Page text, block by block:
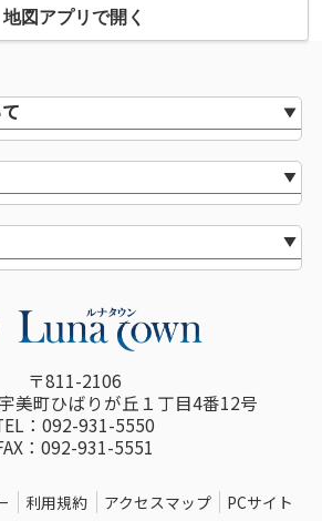
地図アプリで開く
〒811-2106
美町ひばりが丘１丁目4番12号
：092-931-5550
：092-931-5551
利用規約 アクセスマップ PCサイト